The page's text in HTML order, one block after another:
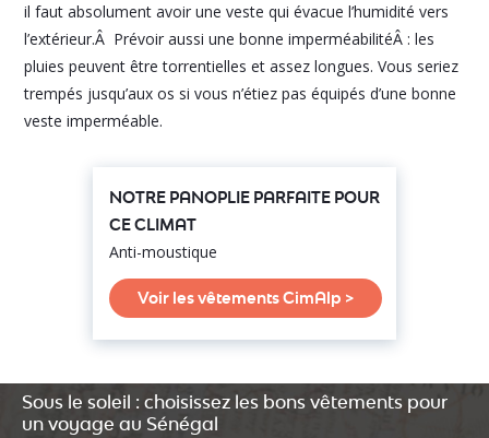
il faut absolument avoir une veste qui évacue l’humidité vers
l’extérieur.Â Prévoir aussi une bonne imperméabilitéÂ : les
pluies peuvent être torrentielles et assez longues. Vous seriez
trempés jusqu’aux os si vous n’étiez pas équipés d’une bonne
veste imperméable.
NOTRE PANOPLIE PARFAITE POUR
CE CLIMAT
Anti-moustique
Voir les vêtements CimAlp >
Sous le soleil : choisissez les bons vêtements pour
un voyage au Sénégal